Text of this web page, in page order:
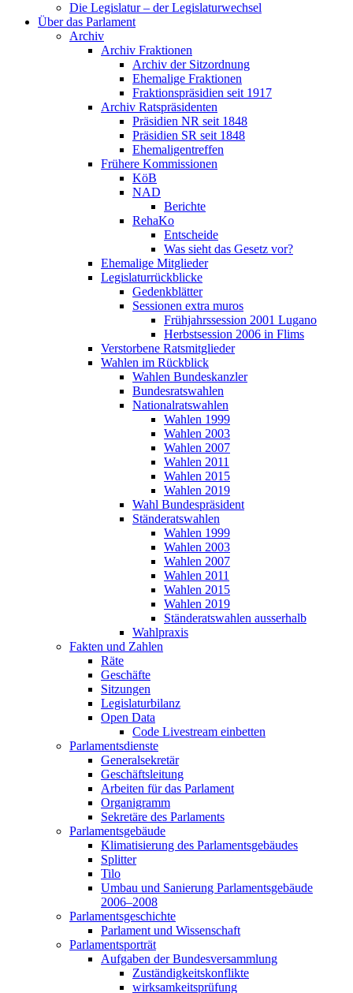
Die Legislatur – der Legislaturwechsel
Über das Parlament
Archiv
Archiv Fraktionen
Archiv der Sitzordnung
Ehemalige Fraktionen
Fraktionspräsidien seit 1917
Archiv Ratspräsidenten
Präsidien NR seit 1848
Präsidien SR seit 1848
Ehemaligentreffen
Frühere Kommissionen
KöB
NAD
Berichte
RehaKo
Entscheide
Was sieht das Gesetz vor?
Ehemalige Mitglieder
Legislaturrückblicke
Gedenkblätter
Sessionen extra muros
Frühjahrssession 2001 Lugano
Herbstsession 2006 in Flims
Verstorbene Ratsmitglieder
Wahlen im Rückblick
Wahlen Bundeskanzler
Bundesratswahlen
Nationalratswahlen
Wahlen 1999
Wahlen 2003
Wahlen 2007
Wahlen 2011
Wahlen 2015
Wahlen 2019
Wahl Bundespräsident
Ständeratswahlen
Wahlen 1999
Wahlen 2003
Wahlen 2007
Wahlen 2011
Wahlen 2015
Wahlen 2019
Ständeratswahlen ausserhalb
Wahlpraxis
Fakten und Zahlen
Räte
Geschäfte
Sitzungen
Legislaturbilanz
Open Data
Code Livestream einbetten
Parlamentsdienste
Generalsekretär
Geschäftsleitung
Arbeiten für das Parlament
Organigramm
Sekretäre des Parlaments
Parlamentsgebäude
Klimatisierung des Parlamentsgebäudes
Splitter
Tilo
Umbau und Sanierung Parlamentsgebäude
2006–2008
Parlamentsgeschichte
Parlament und Wissenschaft
Parlamentsporträt
Aufgaben der Bundesversammlung
Zuständigkeitskonflikte
wirksamkeitsprüfung